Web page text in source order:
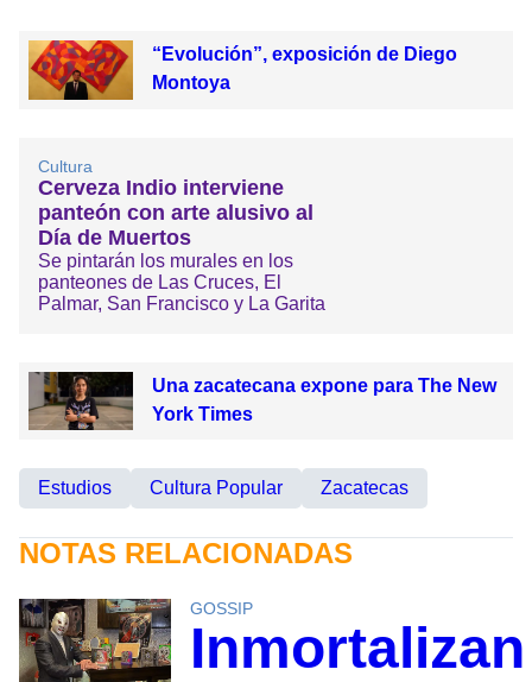
“Evolución”, exposición de Diego
Montoya
Cultura
Cerveza Indio interviene
panteón con arte alusivo al
Día de Muertos
Se pintarán los murales en los
panteones de Las Cruces, El
Palmar, San Francisco y La Garita
Una zacatecana expone para The New
York Times
Estudios Cultura Popular Zacatecas
NOTAS RELACIONADAS
GOSSIP
Inmortalizan